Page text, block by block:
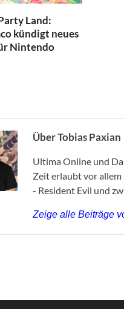
Land:
kündigt neues
Nintendo
Über Tobias Paxian
Ultima Online und
Zeit erlaubt vor
- Resident Evil und
Zeige alle Beiträge